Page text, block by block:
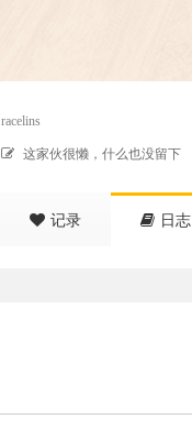
racelins
这家伙很懒，什么也没留下
记录 日志